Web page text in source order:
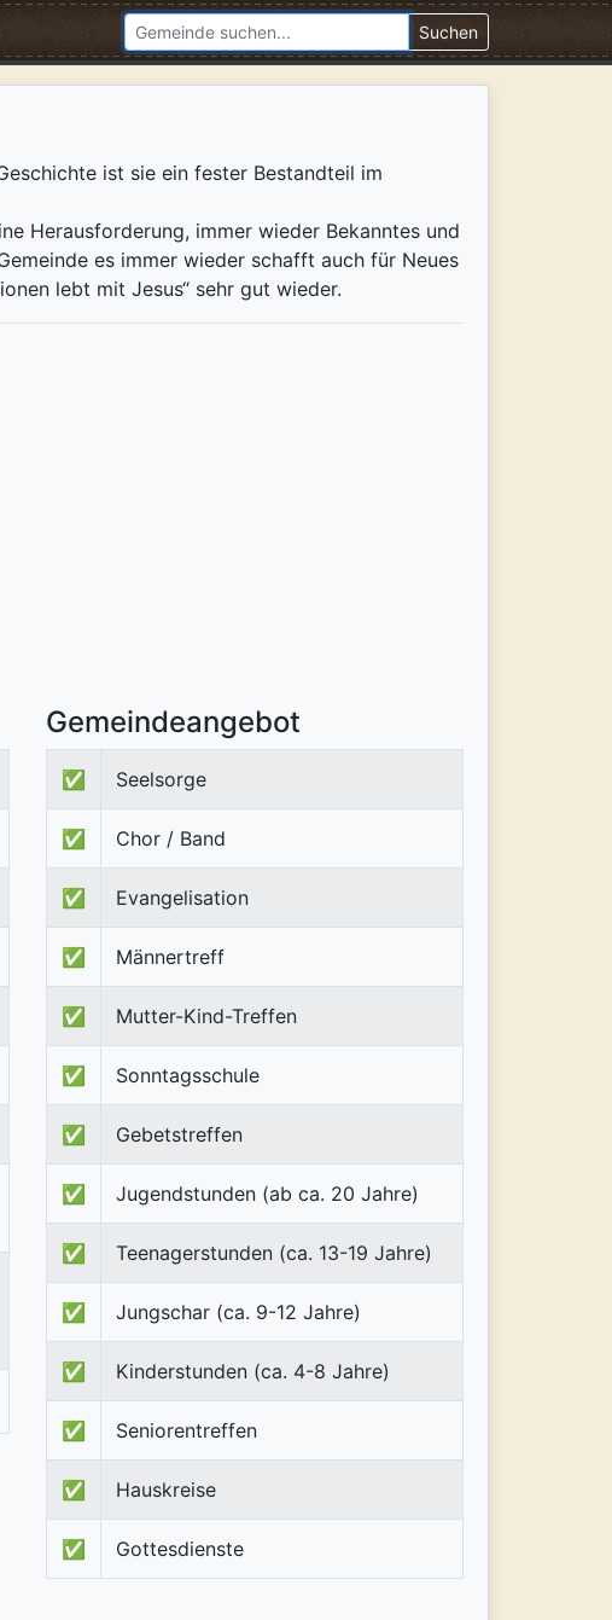
Suchen
ist sie ein fester Bestandteil im
Herausforderung, immer wieder Bekanntes und
es immer wieder schafft auch für Neues
lebt mit Jesus“ sehr gut wieder.
Gemeindeangebot
✅ Seelsorge
✅ Chor / Band
✅ Evangelisation
✅ Männertreff
✅ Mutter-Kind-Treffen
✅ Sonntagsschule
✅ Gebetstreffen
✅ Jugendstunden (ab ca. 20 Jahre)
✅ Teenagerstunden (ca. 13-19 Jahre)
✅ Jungschar (ca. 9-12 Jahre)
✅ Kinderstunden (ca. 4-8 Jahre)
✅ Seniorentreffen
✅ Hauskreise
✅ Gottesdienste